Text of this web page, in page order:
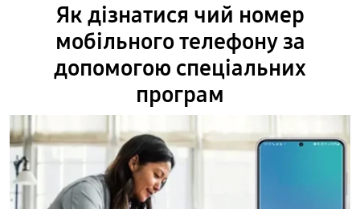
Як дізнатися чий номер
мобільного телефону за
допомогою спеціальних
програм